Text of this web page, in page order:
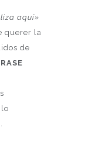
aquí»
querer la
de